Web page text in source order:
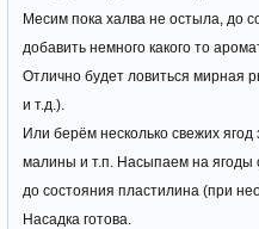
Месим пока халва не остыла, до
добавить немного какого то
Отлично будет ловиться мирная
и т.д.).
Или берём несколько свежих
малины и т.п. Насыпаем на ягоды
до состояния пластилина (при
Насадка готова.